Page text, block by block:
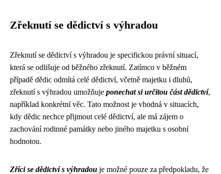
Zřeknutí se dědictví s výhradou
Zřeknutí se dědictví s výhradou je specifickou právní situací,
která se odlišuje od běžného zřeknutí. Zatímco v běžném
případě dědic odmítá celé dědictví, včetně majetku i dluhů,
zřeknutí s výhradou umožňuje ponechat si určitou část dědictví,
například konkrétní věc. Tato možnost je vhodná v situacích,
kdy dědic nechce přijmout celé dědictví, ale má zájem o
zachování rodinné památky nebo jiného majetku s osobní
hodnotou.
Zříci se dědictví s výhradou je možné pouze za předpokladu, že